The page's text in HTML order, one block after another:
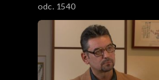
odc. 1540